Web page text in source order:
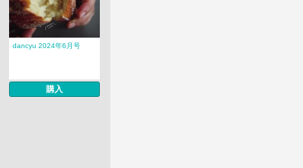
dancyu 2024年6月号
購入